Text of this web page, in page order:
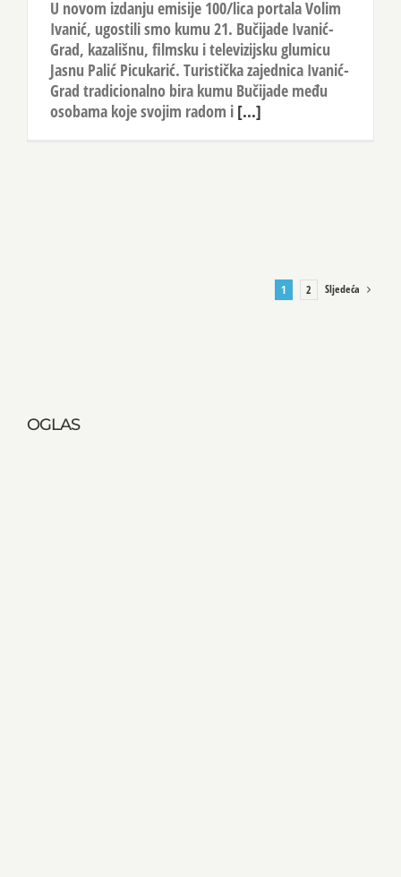
U novom izdanju emisije 100/lica portala Volim
Ivanić, ugostili smo kumu 21. Bučijade Ivanić-
Grad, kazališnu, filmsku i televizijsku glumicu
Jasnu Palić Picukarić. Turistička zajednica Ivanić-
Grad tradicionalno bira kumu Bučijade među
osobama koje svojim radom i [...]
1 2 Sljedeća
OGLAS